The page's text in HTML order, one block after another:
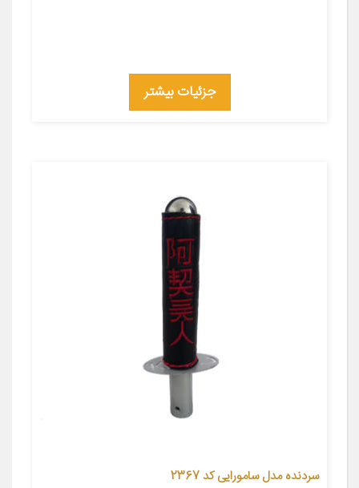
جزئیات بیشتر
سردنده مدل سامورایی کد 2367